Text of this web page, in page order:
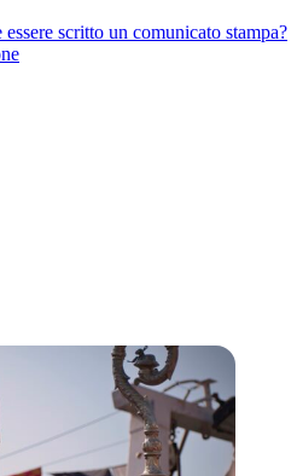
essere scritto un comunicato stampa?